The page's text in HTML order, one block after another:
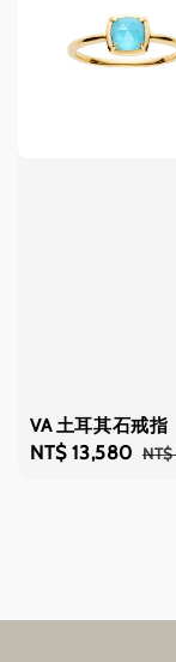
VA 土耳其石戒指
Sale
NT$ 13,580